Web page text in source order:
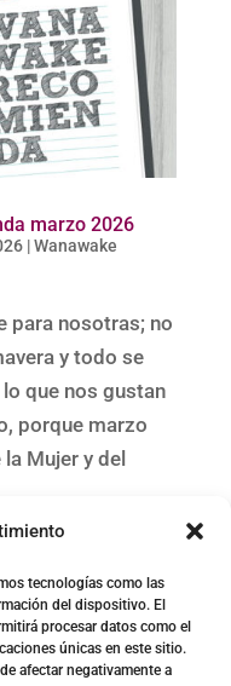
tecnologías como las
del dispositivo. El
procesar datos como el
únicas en este sitio.
afectar negativamente a
marzo 2026
|Wanawake
para nosotras; no
y todo se
que nos gustan
porque marzo
Mujer y del